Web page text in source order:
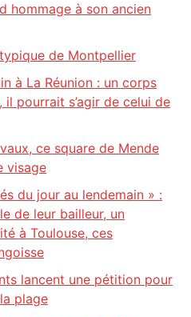
hommage à son ancien
de Montpellier
à La Réunion : un corps
pourrait s’agir de celui de
ce square de Mende
visage
du jour au lendemain » :
de leur bailleur, un
à Toulouse, ces
lancent une pétition pour
plage